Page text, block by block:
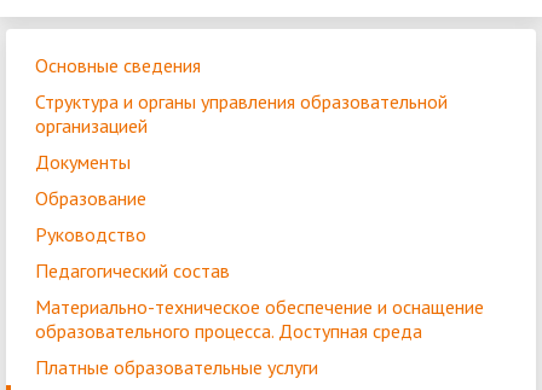
Основные сведения
Структура и органы управления образовательной
организацией
Документы
Образование
Руководство
Педагогический состав
Материально-техническое обеспечение и оснащение
образовательного процесса. Доступная среда
Платные образовательные услуги